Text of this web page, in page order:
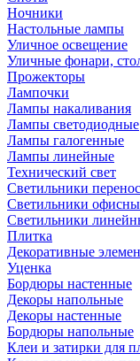
Ночники
Настольные лампы
Уличное освещение
Уличные фонари,
Прожекторы
Лампочки
Лампы накаливания
Лампы светодиодные
Лампы галогенные
Лампы линейные
Технический свет
Светильники
Светильники
Светильники
Плитка
Декоративные
Уценка
Бордюры настенные
Декоры напольные
Декоры настенные
Бордюры напольные
Клеи и затирки для